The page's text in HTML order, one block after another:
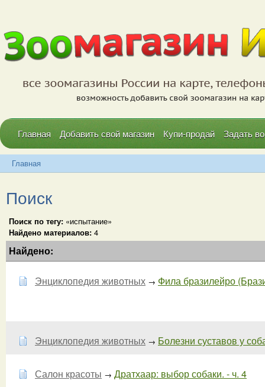
Главная Добавить свой магазин Купи-продай Задать
Главная
Поиск
Поиск по тегу: «испытание»
Найдено материалов: 4
Найдено:
Энциклопедия животных → Фила бразилейро
Энциклопедия животных → Болезни суставов у
Салон красоты → Дратхаар: выбор собаки. - ч. 4